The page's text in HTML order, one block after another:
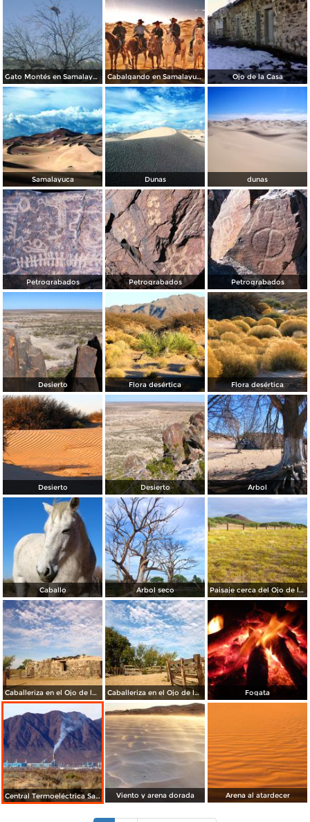
Gato Montés en Samalayuca Cabalgando en Samalayuca Ojo de la Casa
Samalayuca Dunas dunas
Petrograbados Petrograbados Petrograbados
Desierto Flora desértica Flora desértica
Desierto Desierto Árbol
Caballo Árbol seco Paisaje cerca del Ojo de la Casa
Caballeriza en el Ojo de la Casa Caballeriza en el Ojo de la Casa Fogata
Central Termoeléctrica Samalayuca II Viento y arena dorada Arena al atardecer